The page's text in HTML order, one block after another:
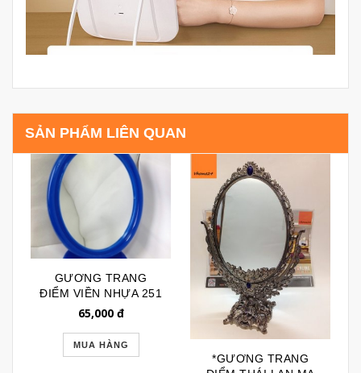
SẢN PHẨM LIÊN QUAN
GƯƠNG TRANG
ĐIỂM VIỀN NHỰA 251
65,000đ
MUA HÀNG
*GƯƠNG TRANG